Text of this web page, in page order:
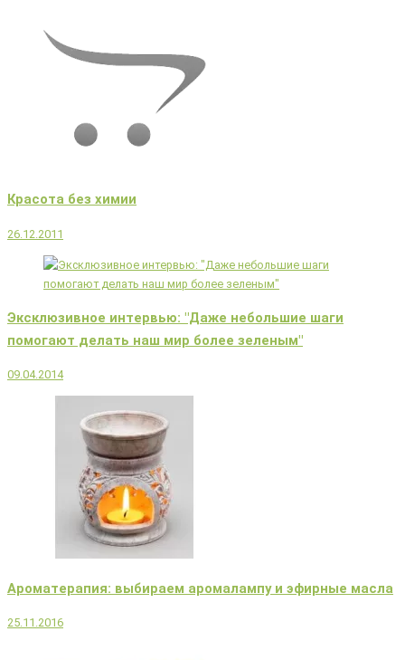
Красота без химии
26.12.2011
Эксклюзивное интервью: "Даже небольшие шаги
помогают делать наш мир более зеленым"
09.04.2014
Ароматерапия: выбираем аромалампу и эфирные масла
25.11.2016